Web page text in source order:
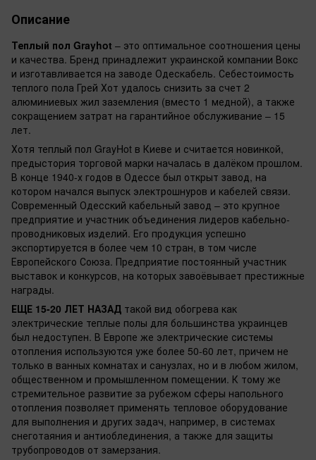
Описание
Теплый пол Grayhot – это оптимальное соотношения цены
и качества. Бренд принадлежит украинской компании Вокс
и изготавливается на заводе Одескабель. Себестоимость
теплого пола Грей Хот удалось снизить за счет 2
алюминиевых жил заземления (вместо 1 медной), а также
сокращением затрат на гарантийное обслуживание – 15
лет.
Хотя теплый пол GrayHot в Киеве и считается новинкой,
предыстория торговой марки началась в далёком прошлом.
В конце 1940-х годов в Одессе был открыт завод, на
котором начался выпуск электрошнуров и кабелей связи.
Современный Одесский кабельный завод – это крупное
предприятие и участник объединения лидеров кабельно-
проводниковых изделий. Его продукция успешно
экспортируется в более чем 10 стран, в том числе
Европейского Союза. Предприятие постоянный участник
выставок и конкурсов, на которых завоёвывает престижные
награды.
ЕЩЕ 15-20 ЛЕТ НАЗАД такой вид обогрева как
электрические теплые полы для большинства украинцев
был недоступен. В Европе же электрические системы
отопления используются уже более 50-60 лет, причем не
только в ванных комнатах и санузлах, но и в любом жилом,
общественном и промышленном помещении. К тому же
стремительное развитие за рубежом сферы напольного
отопления позволяет применять тепловое оборудование
для выполнения и других задач, например, в системах
снеготаяния и антиоблединения, а также для защиты
трубопроводов от замерзания.